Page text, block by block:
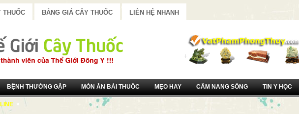
THUỐC BẢNG GIÁ CÂY THUỐC LIÊN HỆ NHANH
BỆNH THƯỜNG GẶP MÓN ĂN BÀI THUỐC MẸO HAY CẨM NANG SỐNG TIN Y HỌC
»